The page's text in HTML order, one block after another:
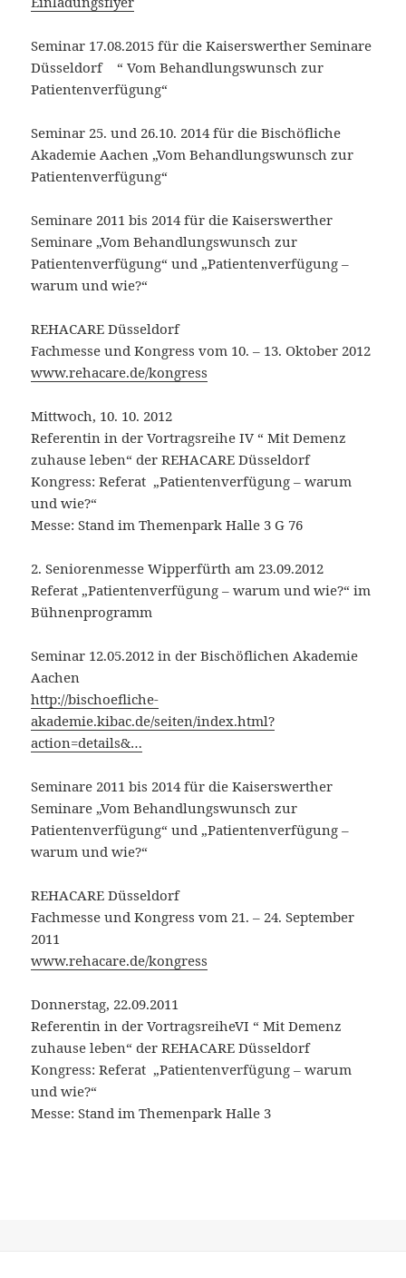
Seminar 17.08.2015 für die Kaiserswerther Seminare
Düsseldorf “ Vom Behandlungswunsch zur
Patientenverfügung“
Seminar 25. und 26.10. 2014 für die Bischöfliche
Akademie Aachen „Vom Behandlungswunsch zur
Patientenverfügung“
Seminare 2011 bis 2014 für die Kaiserswerther
Seminare „Vom Behandlungswunsch zur
Patientenverfügung“ und „Patientenverfügung –
warum und wie?“
REHACARE Düsseldorf
Fachmesse und Kongress vom 10. – 13. Oktober 2012
www.rehacare.de/kongress
Mittwoch, 10. 10. 2012
Referentin in der Vortragsreihe IV “ Mit Demenz
zuhause leben“ der REHACARE Düsseldorf
Kongress: Referat „Patientenverfügung – warum
und wie?“
Messe: Stand im Themenpark Halle 3 G 76
2. Seniorenmesse Wipperfürth am 23.09.2012
Referat „Patientenverfügung – warum und wie?“ im
Bühnenprogramm
Seminar 12.05.2012 in der Bischöflichen Akademie
Aachen
http://bischoefliche-
akademie.kibac.de/seiten/index.html?
action=details&…
Seminare 2011 bis 2014 für die Kaiserswerther
Seminare „Vom Behandlungswunsch zur
Patientenverfügung“ und „Patientenverfügung –
warum und wie?“
REHACARE Düsseldorf
Fachmesse und Kongress vom 21. – 24. September
2011
www.rehacare.de/kongress
Donnerstag, 22.09.2011
Referentin in der VortragsreiheVI “ Mit Demenz
zuhause leben“ der REHACARE Düsseldorf
Kongress: Referat „Patientenverfügung – warum
und wie?“
Messe: Stand im Themenpark Halle 3